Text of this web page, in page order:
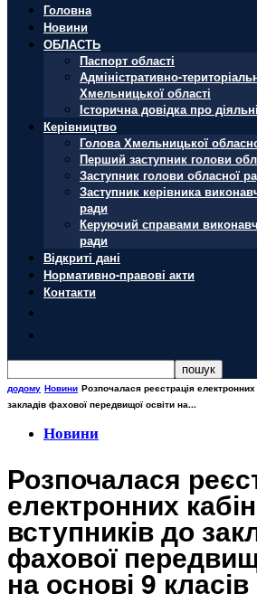
Головна
Новини
ОБЛАСТЬ
Паспорт області
Адміністративно-
Хмельницької області
Історична довідка про
Керівництво
Голова Хмельницької
Перший заступник голови
Заступник голови обласної
Заступник керівника
ради
Керуючий справами
ради
Відкриті дані
Нормативно-правові акти
Контакти
додому Новини Розпочалася реєстрація електронних
закладів фахової передвищої освіти на...
Новини
Розпочалася
електронних
вступників до
фахової
на основі 9 класів